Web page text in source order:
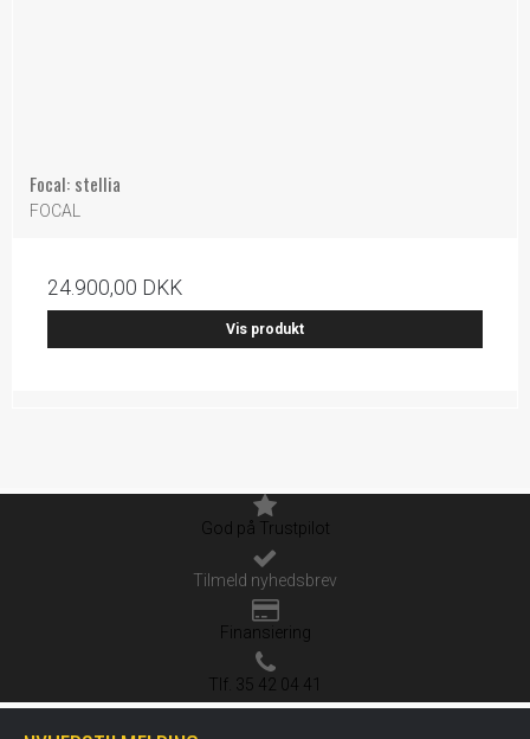
Focal: stellia
FOCAL
24.900,00 DKK
Vis produkt
God på Trustpilot
Tilmeld nyhedsbrev
Finansiering
Tlf. 35 42 04 41